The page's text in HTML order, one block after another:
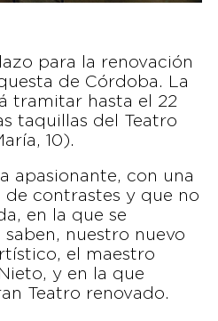
para la renovación
de Córdoba. La
tramitar hasta el 22
taquillas del Teatro
10).
apasionante, con una
contrastes y que no
en la que se
nuestro nuevo
el maestro
y en la que
Teatro renovado.